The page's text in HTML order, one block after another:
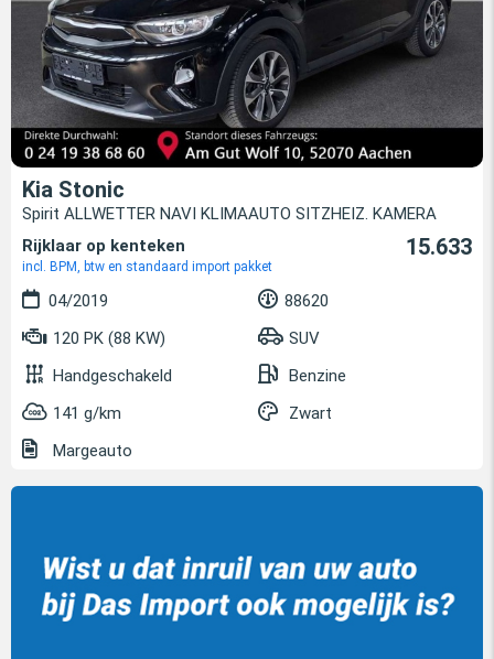
Kia Stonic
Spirit ALLWETTER NAVI KLIMAAUTO SITZHEIZ. KAMERA
Rijklaar op kenteken
incl. BPM, btw en standaard import pakket
15.633
04/2019
88620
120 PK (88 KW)
SUV
Handgeschakeld
Benzine
141 g/km
Zwart
Margeauto